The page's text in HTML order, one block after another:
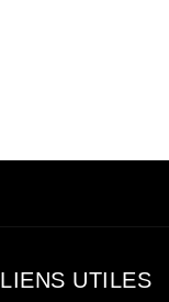
LIENS UTILES